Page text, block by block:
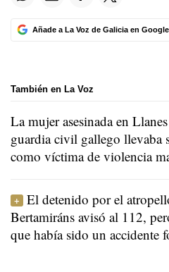
Añade a La Voz de Galicia en Google
También en La Voz
La mujer asesinada en
guardia civil gallego llevaba
como víctima de violencia
El detenido por el
Bertamiráns avisó al 112,
que había sido un accidente